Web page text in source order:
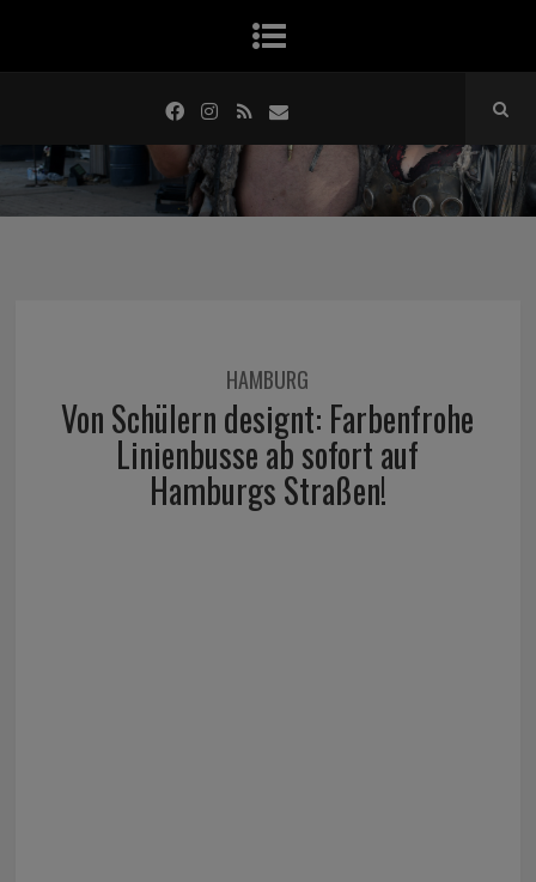
HAMBURG
Von Schülern designt: Farbenfrohe
Linienbusse ab sofort auf
Hamburgs Straßen!